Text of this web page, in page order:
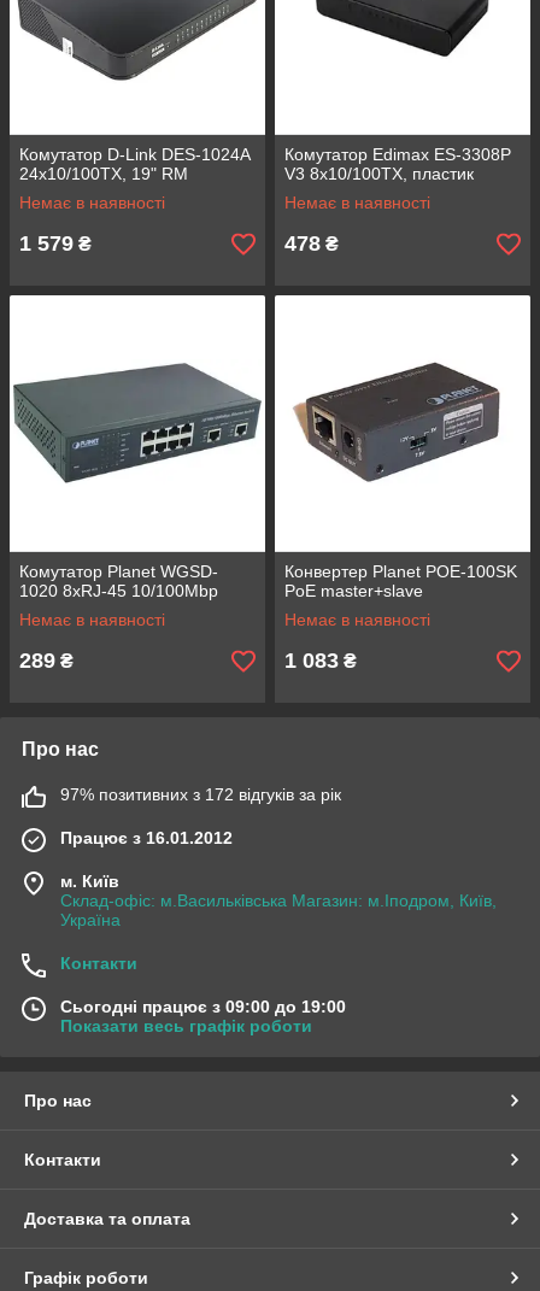
Комутатор D-Link DES-1024A
24x10/100TX, 19" RM
Немає в наявності
1 579 ₴
Комутатор Edimax ES-3308P
V3 8x10/100TX, пластик
Немає в наявності
478 ₴
Комутатор Planet WGSD-
1020 8xRJ-45 10/100Mbp
Немає в наявності
289 ₴
Конвертер Planet POE-100SK
PoE master+slave
Немає в наявності
1 083 ₴
Про нас
97% позитивних з 172 відгуків за рік
Працює з 16.01.2012
м. Київ
Склад-офіс: м.Васильківська Магазин: м.Іподром, Київ,
Україна
Контакти
Сьогодні працює з 09:00 до 19:00
Показати весь графік роботи
Про нас
Контакти
Доставка та оплата
Графік роботи